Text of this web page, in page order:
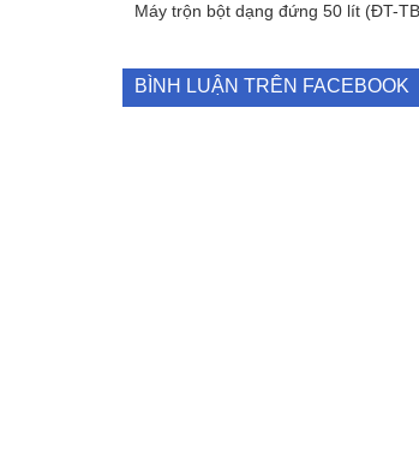
Máy trộn bột dạng đứng 50 lít (ĐT-
BÌNH LUẬN TRÊN FACEBOOK